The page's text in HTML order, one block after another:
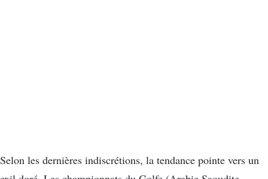
Selon les dernières indiscrétions, la tendance pointe vers un